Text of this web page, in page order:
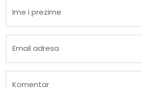
Ime i prezime
Email adresa
Komentar